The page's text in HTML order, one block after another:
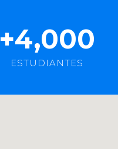
ESTUDIANTES
+4,000